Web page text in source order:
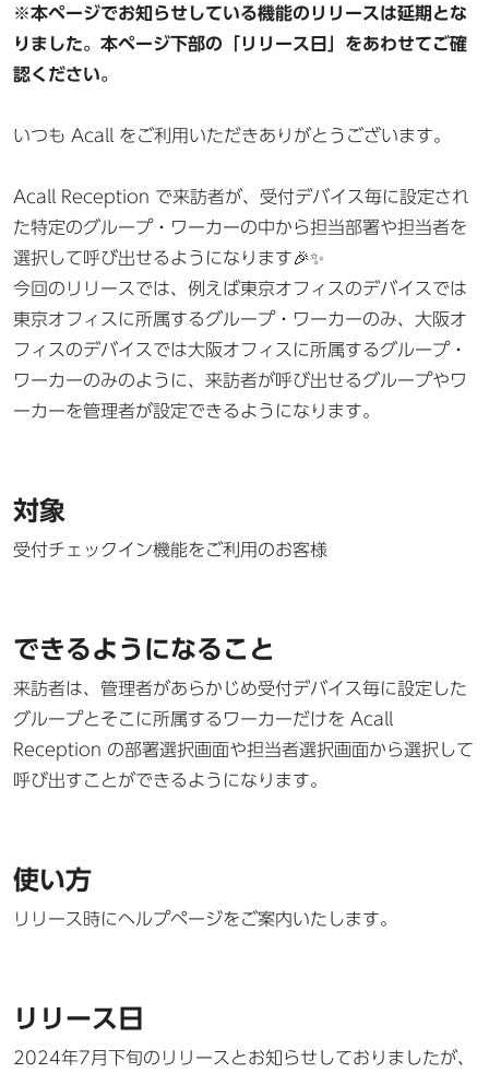
※本ページでお知らせしている機能のリリースは延期とな
りました。本ページ下部の「リリース日」をあわせてご確
認ください。
いつも Acall をご利用いただきありがとうございます。
Acall Reception で来訪者が、受付デバイス毎に設定され
た特定のグループ・ワーカーの中から担当部署や担当者を
選択して呼び出せるようになります🎉✨
今回のリリースでは、例えば東京オフィスのデバイスでは
東京オフィスに所属するグループ・ワーカーのみ、大阪オ
フィスのデバイスでは大阪オフィスに所属するグループ・
ワーカーのみのように、来訪者が呼び出せるグループやワ
ーカーを管理者が設定できるようになります。
対象
受付チェックイン機能をご利用のお客様
できるようになること
来訪者は、管理者があらかじめ受付デバイス毎に設定した
グループとそこに所属するワーカーだけを Acall
Reception の部署選択画面や担当者選択画面から選択して
呼び出すことができるようになります。
使い方
リリース時にヘルプページをご案内いたします。
リリース日
2024年7月下旬のリリースとお知らせしておりましたが、